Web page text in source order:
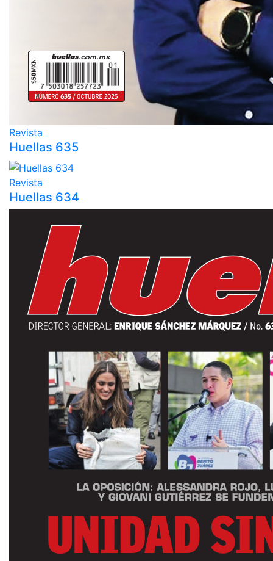
Revista
Huellas 635
Revista
Huellas 634